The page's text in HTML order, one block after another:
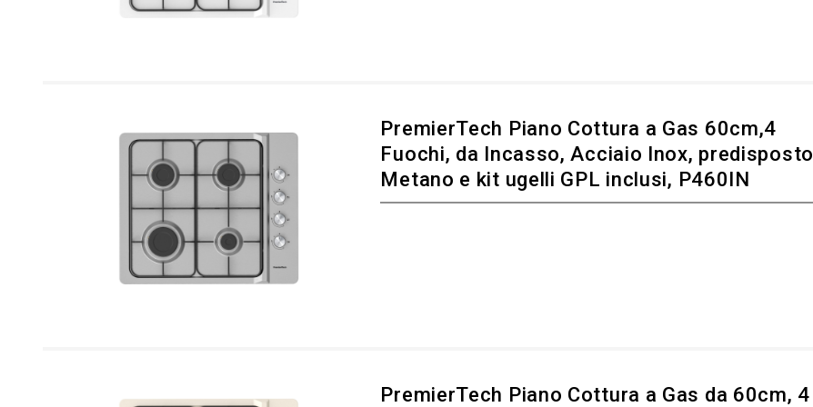
PremierTech Piano Cottura a Gas 60cm,4
Fuochi, da Incasso, Acciaio Inox, predisposto
Metano e kit ugelli GPL inclusi, P460IN
PremierTech Piano Cottura a Gas da 60cm, 4